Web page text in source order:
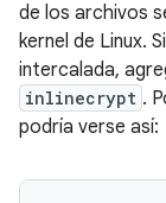
de los archivos
kernel de Linux.
intercalada,
inlinecrypt .
podría verse así: